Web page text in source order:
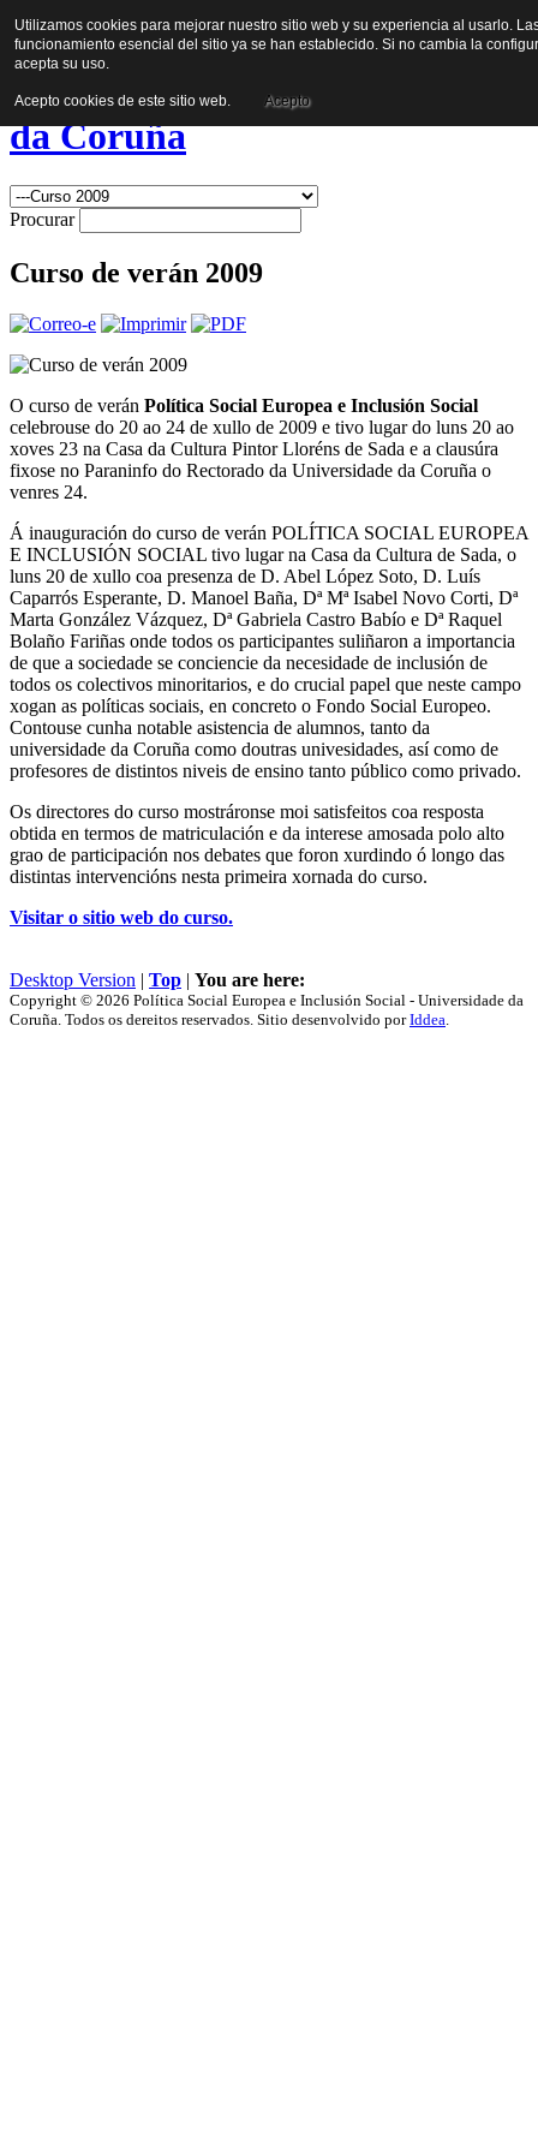
Política Social Europea e
Inclusión Social - Universidade
da Coruña
Procurar
Curso de verán 2009
O curso de verán Política Social Europea e Inclusión Social
celebrouse do 20 ao 24 de xullo de 2009 e tivo lugar do luns 20 ao
xoves 23 na Casa da Cultura Pintor Lloréns de Sada e a clausúra
fixose no Paraninfo do Rectorado da Universidade da Coruña o
venres 24.
Á inauguración do curso de verán POLÍTICA SOCIAL EUROPEA
E INCLUSIÓN SOCIAL tivo lugar na Casa da Cultura de Sada, o
luns 20 de xullo coa presenza de D. Abel López Soto, D. Luís
Caparrós Esperante, D. Manoel Baña, Dª Mª Isabel Novo Corti, Dª
Marta González Vázquez, Dª Gabriela Castro Babío e Dª Raquel
Bolaño Fariñas onde todos os participantes suliñaron a importancia
de que a sociedade se conciencie da necesidade de inclusión de
todos os colectivos minoritarios, e do crucial papel que neste campo
xogan as políticas sociais, en concreto o Fondo Social Europeo.
Contouse cunha notable asistencia de alumnos, tanto da
universidade da Coruña como doutras univesidades, así como de
profesores de distintos niveis de ensino tanto público como privado.
Os directores do curso mostráronse moi satisfeitos coa resposta
obtida en termos de matriculación e da interese amosada polo alto
grao de participación nos debates que foron xurdindo ó longo das
distintas intervencións nesta primeira xornada do curso.
Visitar o sitio web do curso.
Desktop Version | Top | You are here:
Copyright © 2026 Política Social Europea e Inclusión Social - Universidade da
Coruña. Todos os dereitos reservados. Sitio desenvolvido porIddea
Utilizamos cookies para mejorar nuestro sitio web y su experiencia al usarlo.
funcionamiento esencial del sitio ya se han establecido. Si no cambia la
acepta su uso.
Acepto cookies de este sitio web. Acepto